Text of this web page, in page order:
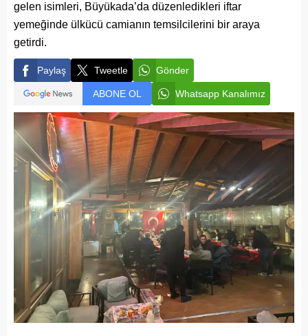
gelen isimleri, Büyükada’da düzenledikleri iftar
yemeğinde ülkücü camianın temsilcilerini bir araya
getirdi.
Paylaş Tweetle Gönder
ABONE OL Whatsapp Kanalımız